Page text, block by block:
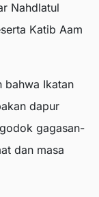
Nahdlatul
Katib Aam
bahwa Ikatan
dapur
gagasan-
dan masa